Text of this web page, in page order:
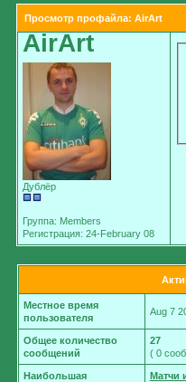
Просмотр профайла: AirArt
AirArt
Дублёр
Группа: Members
Регистрация: 24-February 08
Местное время
пользователя
Aug 7
Общее количество
сообщений
27
( 0
Наибольшая
Матчи